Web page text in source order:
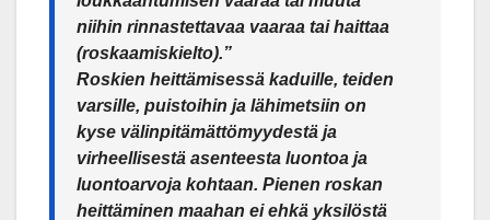
niihin rinnastettavaa vaaraa tai haittaa
(roskaamiskielto).”
Roskien heittämisessä kaduille, teiden
varsille, puistoihin ja lähimetsiin on
kyse välinpitämättömyydestä ja
virheellisestä asenteesta luontoa ja
luontoarvoja kohtaan. Pienen roskan
heittäminen maahan ei ehkä yksilöstä